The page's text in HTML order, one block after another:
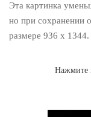
Нажмите
Эта картинка
но при сохранении
размере 936 x 1344.